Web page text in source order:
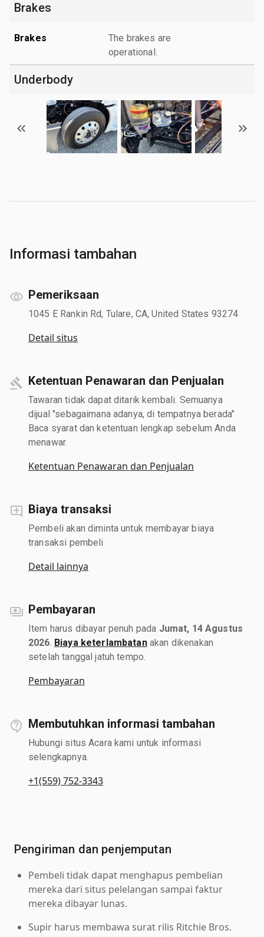
Brakes
Brakes
The brakes are
operational.
Underbody
Informasi tambahan
Pemeriksaan
1045 E Rankin Rd, Tulare, CA, United States 93274
Detail situs
Ketentuan Penawaran dan Penjualan
Tawaran tidak dapat ditarik kembali. Semuanya
dijual "sebagaimana adanya, di tempatnya berada"
Baca syarat dan ketentuan lengkap sebelum Anda
menawar.
Ketentuan Penawaran dan Penjualan
Biaya transaksi
Pembeli akan diminta untuk membayar biaya
transaksi pembeli
Detail lainnya
Pembayaran
Item harus dibayar penuh pada Jumat, 14 Agustus
2026 Biaya keterlambatanakan dikenakan
setelah tanggal jatuh tempo.
Pembayaran
Membutuhkan informasi tambahan
Hubungi situs Acara kami untuk informasi
selengkapnya.
+1(559) 752-3343
Pengiriman dan penjemputan
Pembeli tidak dapat menghapus pembelian
mereka dari situs pelelangan sampai faktur
mereka dibayar lunas.
Supir harus membawa surat rilis Ritchie Bros.